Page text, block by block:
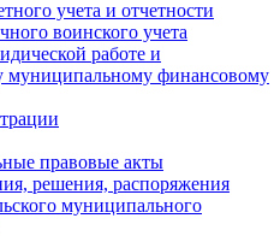
учета и отчетности
воинского учета
работе и
муниципальному финансовому
правовые акты
решения, распоряжения
муниципального